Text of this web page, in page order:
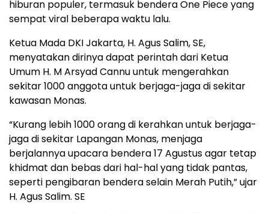
hiburan populer, termasuk bendera One Piece yang
sempat viral beberapa waktu lalu.
Ketua Mada DKI Jakarta, H. Agus Salim, SE,
menyatakan dirinya dapat perintah dari Ketua
Umum H. M Arsyad Cannu untuk mengerahkan
sekitar 1000 anggota untuk berjaga-jaga di sekitar
kawasan Monas.
“Kurang lebih 1000 orang di kerahkan untuk berjaga-
jaga di sekitar Lapangan Monas, menjaga
berjalannya upacara bendera 17 Agustus agar tetap
khidmat dan bebas dari hal-hal yang tidak pantas,
seperti pengibaran bendera selain Merah Putih,” ujar
H. Agus Salim. SE